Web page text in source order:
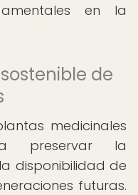
en la
de
medicinales
preservar la
disponibilidad de
futuras.